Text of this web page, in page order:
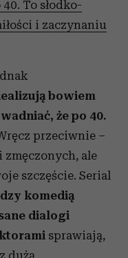
To słodko-
i zaczynaniu
bowiem
że po 40.
przeciwnie –
ale
szczęście. Serial
komedią
dialogi
sprawiają,